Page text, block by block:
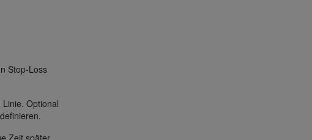
Stop-Loss
Optional